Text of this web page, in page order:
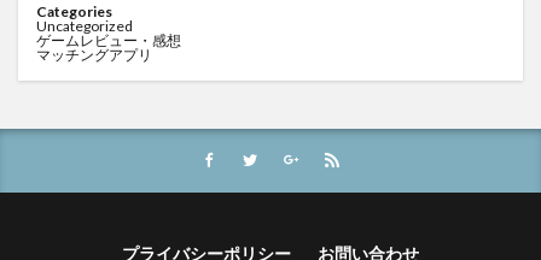
Categories
Uncategorized
ゲームレビュー・感想
マッチングアプリ
プライバシーポリシー お問い合わせ